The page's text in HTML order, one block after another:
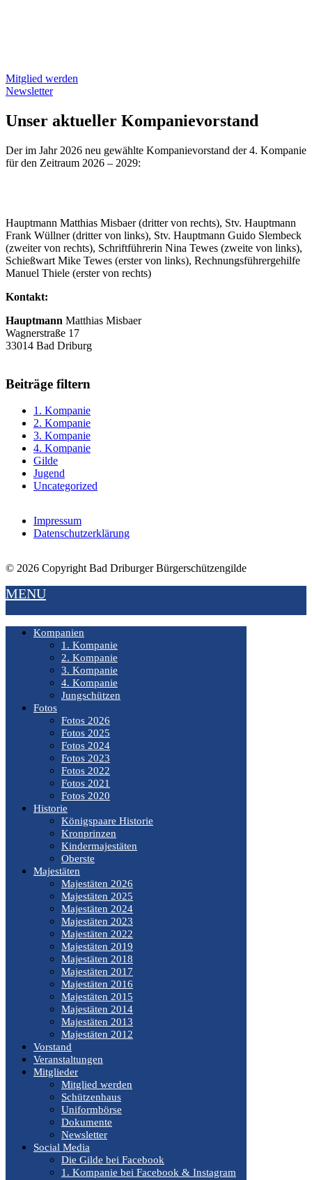
Mitglied werden
Newsletter
Unser aktueller Kompanievorstand
Der im Jahr 2026 neu gewählte Kompanievorstand der 4. Kompanie
für den Zeitraum 2026 – 2029:
Hauptmann Matthias Misbaer (dritter von rechts), Stv. Hauptmann
Frank Wüllner (dritter von links), Stv. Hauptmann Guido Slembeck
(zweiter von rechts), Schriftführerin Nina Tewes (zweite von links),
Schießwart Mike Tewes (erster von links), Rechnungsführergehilfe
Manuel Thiele (erster von rechts)
Kontakt:
Hauptmann Matthias Misbaer
Wagnerstraße 17
33014 Bad Driburg
Beiträge filtern
1. Kompanie
2. Kompanie
3. Kompanie
4. Kompanie
Gilde
Jugend
Uncategorized
Impressum
Datenschutzerklärung
© 2026 Copyright Bad Driburger Bürgerschützengilde
MENU
Kompanien
1. Kompanie
2. Kompanie
3. Kompanie
4. Kompanie
Jungschützen
Fotos
Fotos 2026
Fotos 2025
Fotos 2024
Fotos 2023
Fotos 2022
Fotos 2021
Fotos 2020
Historie
Königspaare Historie
Kronprinzen
Kindermajestäten
Oberste
Majestäten
Majestäten 2026
Majestäten 2025
Majestäten 2024
Majestäten 2023
Majestäten 2022
Majestäten 2019
Majestäten 2018
Majestäten 2017
Majestäten 2016
Majestäten 2015
Majestäten 2014
Majestäten 2013
Majestäten 2012
Vorstand
Veranstaltungen
Mitglieder
Mitglied werden
Schützenhaus
Uniformbörse
Dokumente
Newsletter
Social Media
Die Gilde bei Facebook
1. Kompanie bei Facebook & Instagram